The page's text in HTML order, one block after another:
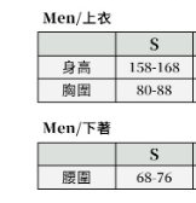
2.基於同意付款使用「大
資料（包含姓名、電話
由本公司與您本人進行
3.完整用戶服務條款，請
※ 交易是否成功請以「
是否繳費成功／繳費後
客戶支援中心」https://
【注意事項】
１．透過由恩沛科技股
易，需依本服務之必要
權轉讓予恩沛科技股份有
２．關於個人資料處理
付款後萊爾富取貨
免運費
7-11取貨付款
免運費
付款後7-11取貨